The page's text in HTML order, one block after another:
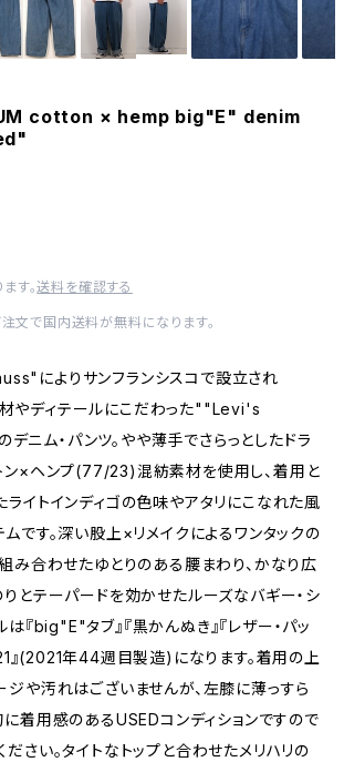
cotton × hemp big"E" denim
す。送料を確認する
文で国内送料が無料になります。
によりサンフランシスコで設立され
やディテールにこだわった""Levi's
ニム・パンツ。やや薄手でさらっとしたドラ
ン×ヘンプ(77/23)混紡素材を使用し、着用と
イトインディゴの色味やアタリにこなれた風
です。深い股上×リメイクによるワンタックの
み合わせたゆとりのある腰まわり、かなり広
りとテーパードを効かせたルーズなバギー・シ
は『big"E"タブ』『黒かんぬき』『レザー・パッ
』(2021年44週目製造)になります。着用の上
ジや汚れはございませんが、左膝に薄っすら
に着用感のあるUSEDコンディションですので
さい。タイトなトップと合わせたメリハリの